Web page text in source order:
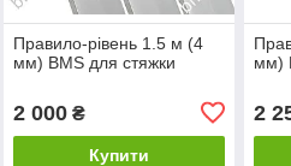
Правило-рівень 1.5 м (4
мм) BMS для стяжки
2 000₴
Купити
мм)
2